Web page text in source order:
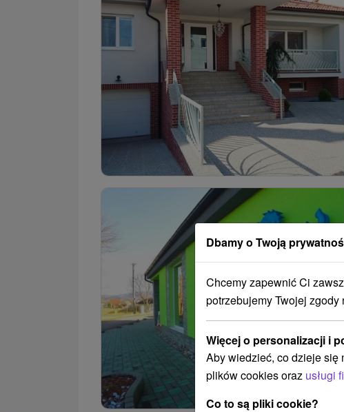
Dbamy o Twoją
Chcemy zapewnić Ci
potrzebujemy Twojej
Więcej o personalizacji i
Aby wiedzieć, co dzieje się
plików cookies oraz usługi
Co to są pliki cookie?